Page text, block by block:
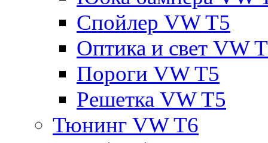
Спойлер VW T5
Оптика и свет VW
Пороги VW T5
Решетка VW T5
Тюнинг VW T6